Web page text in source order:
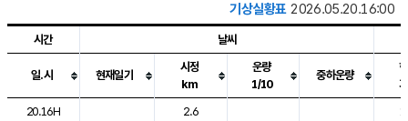
기상실황표 2026.05.20.16:00
도시별 기상실황표로 지점, 날씨, 기온, 강수, 바람, 기압등을 안내한 표입
시간 날씨
일.시 현재일기
시정
km
운량
1/10
중하운량
20.16H
2.6